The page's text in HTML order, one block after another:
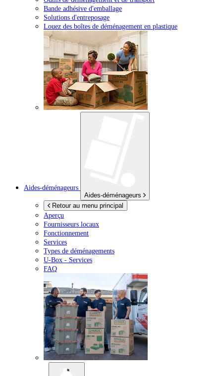
Bande adhésive d'emballage
Solutions d'entreposage
Louez des boîtes de déménagement en plastique
Aides-déménageurs
Aides-déménageurs
Retour au menu principal
Aperçu
Fournisseurs locaux
Fonctionnement
Services
Types de déménagements
U-Box - Services
FAQ